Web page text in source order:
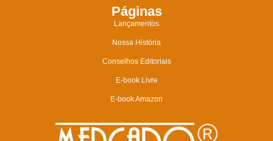
Páginas
Lançamentos
Nossa História
Conselhos Editoriais
E-book Livre
E-book Amazon